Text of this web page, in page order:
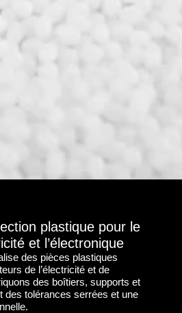
plastique pour le
et l’électronique
des pièces plastiques
de l’électricité et de
des boîtiers, supports et
des tolérances serrées et une